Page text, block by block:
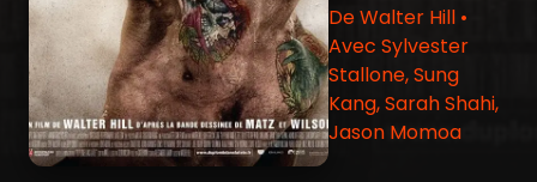
De Walter Hill •
Avec Sylvester
Stallone, Sung
Kang, Sarah Shahi,
Jason Momoa